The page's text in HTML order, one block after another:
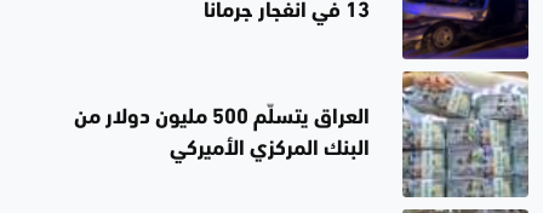
13 في انفجار جرمانا
العراق يتسلّم 500 مليون دولار من
البنك المركزي الأميركي